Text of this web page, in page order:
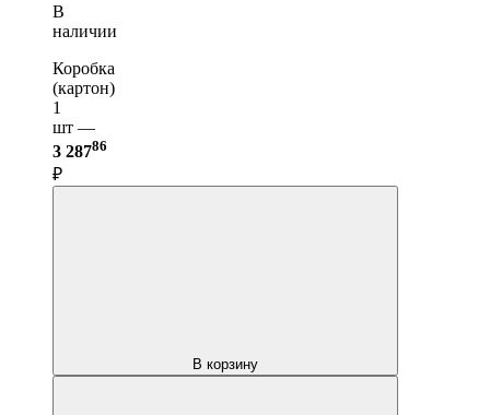
В
наличии
Коробка
(картон)
1
шт —
3 28786
₽
В корзину